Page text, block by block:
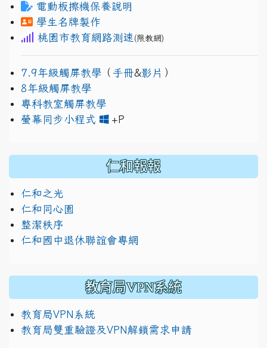
電動板擦機保養說明
學生名牌製作
桃園市教育網路測速 (限教網)
7.9年級觸屏教學 （ 手冊&影片 ）
8年級觸屏教學
專科教室觸屏教學
螢幕同步小程式
+P
仁和報報
仁和之光
仁和同心園
整潔秩序
仁和國中退休聯誼會專網
教育局VPN系統
教育局VPN系統
教育局雙重驗證及VPN解鎖需求申請